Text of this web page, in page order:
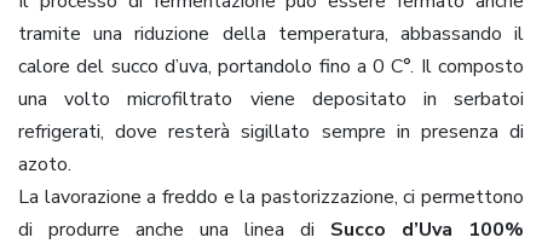
tramite una riduzione della temperatura, abbassando il
calore del succo d’uva, portandolo fino a 0 C°. Il composto
una volto microfiltrato viene depositato in serbatoi
refrigerati, dove resterà sigillato sempre in presenza di
azoto.
La lavorazione a freddo e la pastorizzazione, ci permettono
di produrre anche una linea di Succo d’Uva
100%